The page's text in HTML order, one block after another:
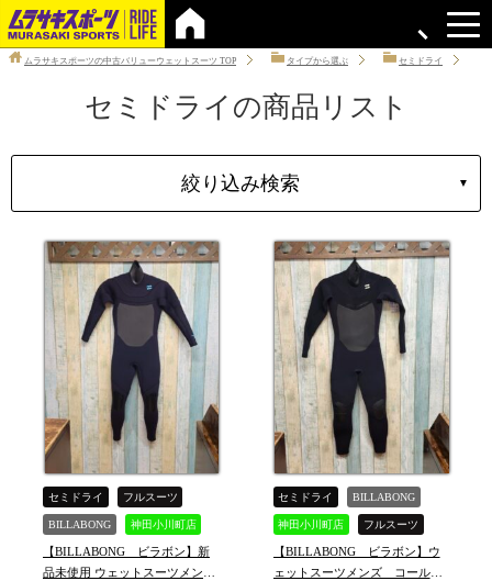
ムラサキスポーツの中古バリューウェットスーツ TOP タイプから選ぶ セミドライ
セミドライの商品リスト
絞り込み検索 ▼
在庫店舗
セミドライ フルスーツ
BILLABONG 神田小川町店
中古
【BILLABONG ビラボン】新
品未使用 ウェットスーツメン
セミドライ BILLABONG
神田小川町店 フルスーツ
中古
【BILLABONG ビラボン】ウ
ェットスーツメンズ コールド